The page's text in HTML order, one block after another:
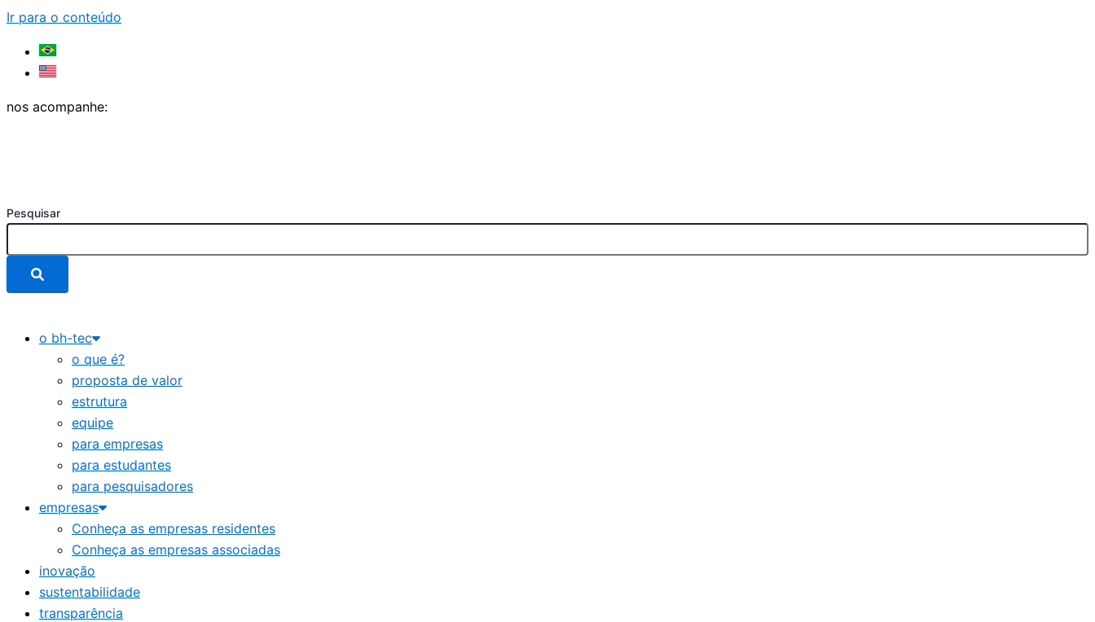
Ir para o conteúdo
nos acompanhe:
Pesquisar
o bh-tec
o que é?
proposta de valor
estrutura
equipe
para empresas
para estudantes
para pesquisadores
empresas
Conheça as empresas residentes
Conheça as empresas associadas
inovação
sustentabilidade
transparência